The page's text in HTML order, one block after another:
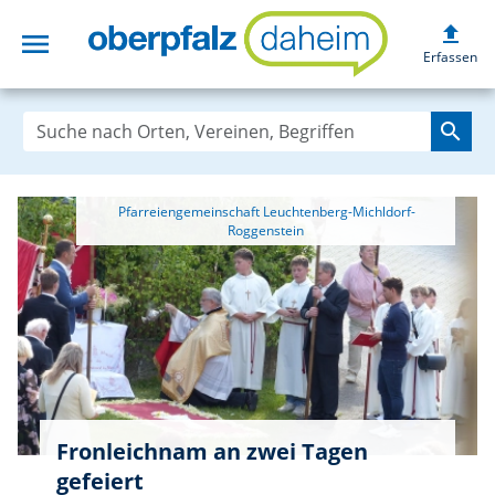
menu upload
Erfassen
search
Roggenstein
Fronleichnam an zwei Tagen
gefeiert